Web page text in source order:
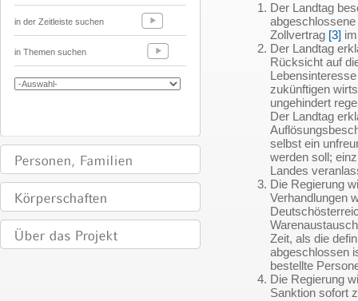
in der Zeitleiste suchen
in Themen suchen
Der Landtag
Zollvertrag [3]
Der Landtag
Rücksicht auf
zukünftigen
ungehindert
Der Landtag
selbst ein
werden soll;
Landes
Die Regierung
Verhandlungen
Zeit, als die
abgeschlossen
bestellte
Die Regierung
Sanktion sofort